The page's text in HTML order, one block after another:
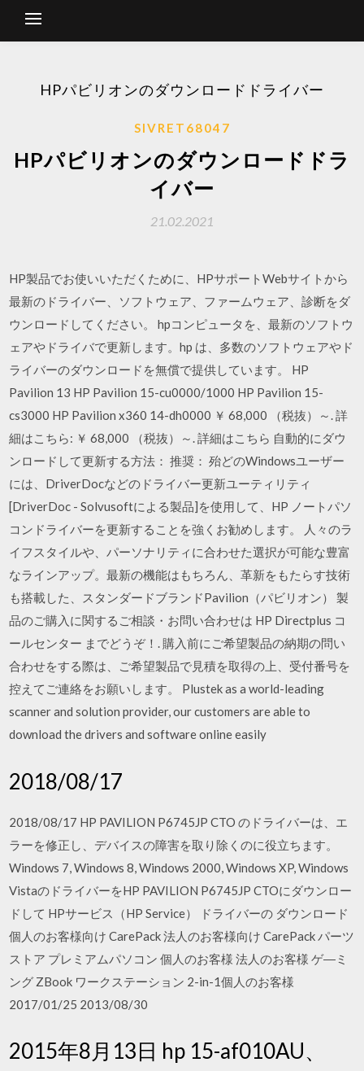
HPパビリオンのダウンロードドライバー
SIVRET68047
HPパビリオンのダウンロードドラ
イバー
21.02.2021
HP製品でお使いいただくために、HPサポートWebサイトから
最新のドライバー、ソフトウェア、ファームウェア、診断をダ
ウンロードしてください。 hpコンピュータを、最新のソフトウ
ェアやドライバで更新します。hp は、多数のソフトウェアやド
ライバーのダウンロードを無償で提供しています。 HP
Pavilion 13 HP Pavilion 15-cu0000/1000 HP Pavilion 15-
cs3000 HP Pavilion x360 14-dh0000 ￥ 68,000 （税抜）～. 詳
細はこちら: ￥ 68,000 （税抜）～. 詳細はこちら 自動的にダウ
ンロードして更新する方法： 推奨： 殆どのWindowsユーザー
には、DriverDocなどのドライバー更新ユーティリティ
[DriverDoc - Solvusoftによる製品]を使用して、HP ノートパソ
コンドライバーを更新することを強くお勧めします。 人々のラ
イフスタイルや、パーソナリティに合わせた選択が可能な豊富
なラインアップ。最新の機能はもちろん、革新をもたらす技術
も搭載した、スタンダードブランドPavilion（パビリオン） 製
品のご購入に関するご相談・お問い合わせは HP Directplus コ
ールセンター までどうぞ！. 購入前にご希望製品の納期の問い
合わせをする際は、ご希望製品で見積を取得の上、受付番号を
控えてご連絡をお願いします。 Plustek as a world-leading
scanner and solution provider, our customers are able to
download the drivers and software online easily
2018/08/17
2018/08/17 HP PAVILION P6745JP CTO のドライバーは、エ
ラーを修正し、デバイスの障害を取り除くのに役立ちます。
Windows 7, Windows 8, Windows 2000, Windows XP, Windows
VistaのドライバーをHP PAVILION P6745JP CTOにダウンロー
ドして HPサービス（HP Service） ドライバーの ダウンロード
個人のお客様向け CarePack 法人のお客様向け CarePack パーツ
ストア プレミアムパソコン 個人のお客様 法人のお客様 ゲ―ミ
ング ZBook ワークステーション 2-in-1個人のお客様
2017/01/25 2013/08/30
2015年8月13日 hp 15-af010AU、